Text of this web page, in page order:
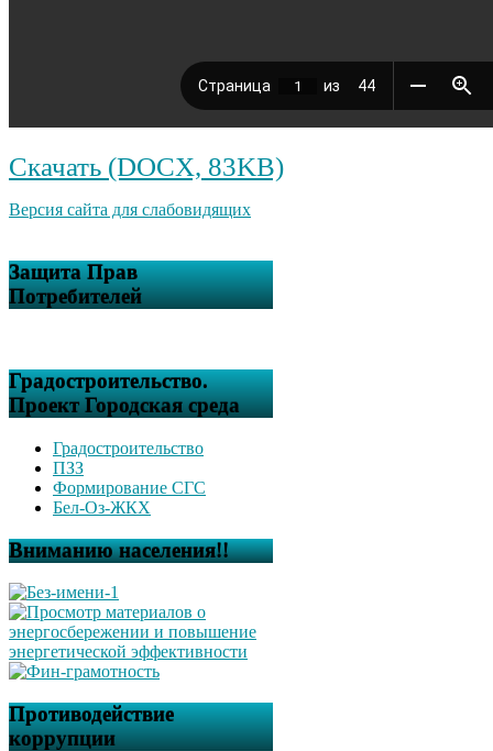
Скачать (DOCX, 83KB)
Версия сайта для слабовидящих
Защита Прав
Потребителей
Градостроительство.
Проект Городская среда
Градостроительство
ПЗЗ
Формирование СГС
Бел-Оз-ЖКХ
Вниманию населения!!
Противодействие
коррупции